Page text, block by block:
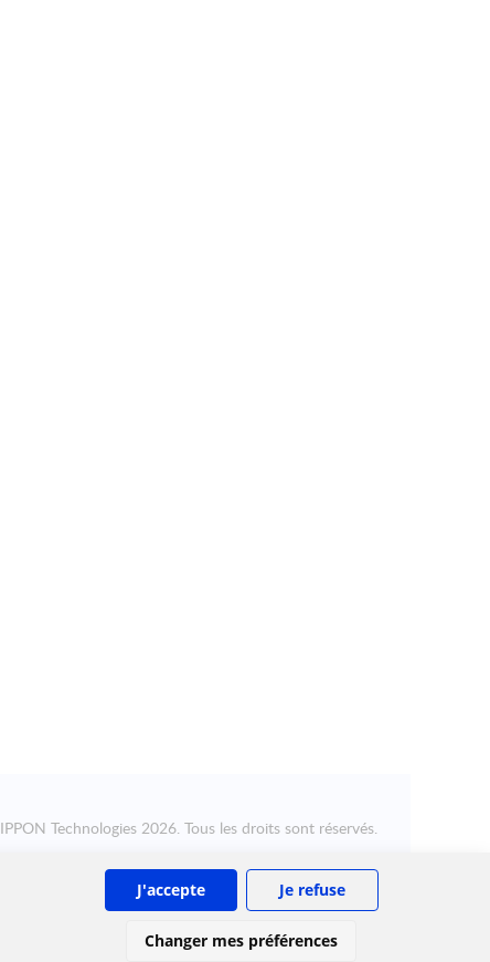
J'accepte Je refuse
Changer mes préférences
IPPON Technologies 2026. Tous les droits sont réservés.